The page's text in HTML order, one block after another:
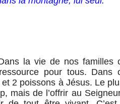
la vie de nos familles
pour tous. Dans
2 poissons à Jésus. Le
mais de l’offrir au